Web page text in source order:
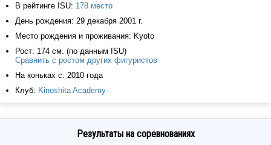
В рейтинге ISU: 178 место
День рождения: 29 декабря 2001 г.
Место рождения и проживания: Kyoto
Рост: 174 см. (по данным ISU)
Сравнить с ростом других фигуристов
На коньках с: 2010 года
Клуб: Kinoshita Academy
Результаты на соревнованиях